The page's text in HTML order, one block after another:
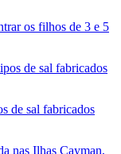
os filhos de 3 e 5
de sal fabricados